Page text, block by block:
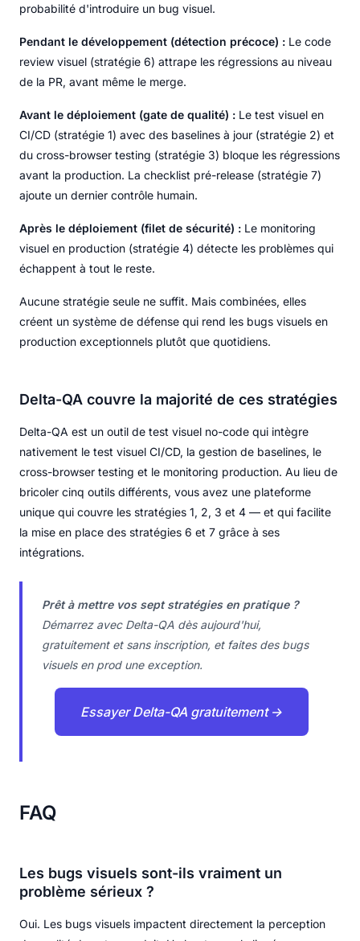
probabilité d'introduire un bug visuel.
Pendant le développement (détection précoce) : Le code
review visuel (stratégie 6) attrape les régressions au niveau
de la PR, avant même le merge.
Avant le déploiement (gate de qualité) : Le test visuel en
CI/CD (stratégie 1) avec des baselines à jour (stratégie 2) et
du cross-browser testing (stratégie 3) bloque les régressions
avant la production. La checklist pré-release (stratégie 7)
ajoute un dernier contrôle humain.
Après le déploiement (filet de sécurité) : Le monitoring
visuel en production (stratégie 4) détecte les problèmes qui
échappent à tout le reste.
Aucune stratégie seule ne suffit. Mais combinées, elles
créent un système de défense qui rend les bugs visuels en
production exceptionnels plutôt que quotidiens.
Delta-QA couvre la majorité de ces stratégies
Delta-QA est un outil de test visuel no-code qui intègre
nativement le test visuel CI/CD, la gestion de baselines, le
cross-browser testing et le monitoring production. Au lieu de
bricoler cinq outils différents, vous avez une plateforme
unique qui couvre les stratégies 1, 2, 3 et 4 — et qui facilite
la mise en place des stratégies 6 et 7 grâce à ses
intégrations.
Prêt à mettre vos sept stratégies en pratique ?
Démarrez avec Delta-QA dès aujourd'hui,
gratuitement et sans inscription, et faites des bugs
visuels en prod une exception.
Essayer Delta-QA gratuitement →
FAQ
Les bugs visuels sont-ils vraiment un
problème sérieux ?
Oui. Les bugs visuels impactent directement la perception